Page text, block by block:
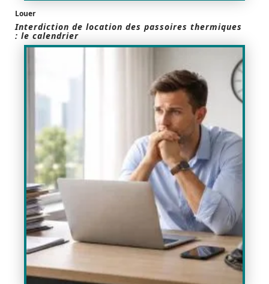
Louer
Interdiction de location des passoires thermiques
: le calendrier